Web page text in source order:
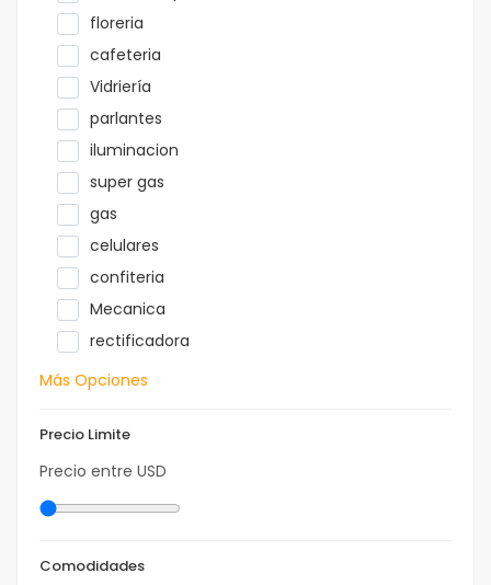
floreria
cafeteria
Vidriería
parlantes
iluminacion
super gas
gas
celulares
confiteria
Mecanica
rectificadora
Más Opciones
Precio Limite
Precio entre USD
Comodidades